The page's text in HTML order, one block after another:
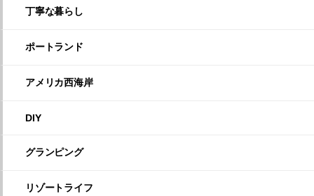
丁寧な暮らし
ポートランド
アメリカ西海岸
DIY
グランピング
リゾートライフ